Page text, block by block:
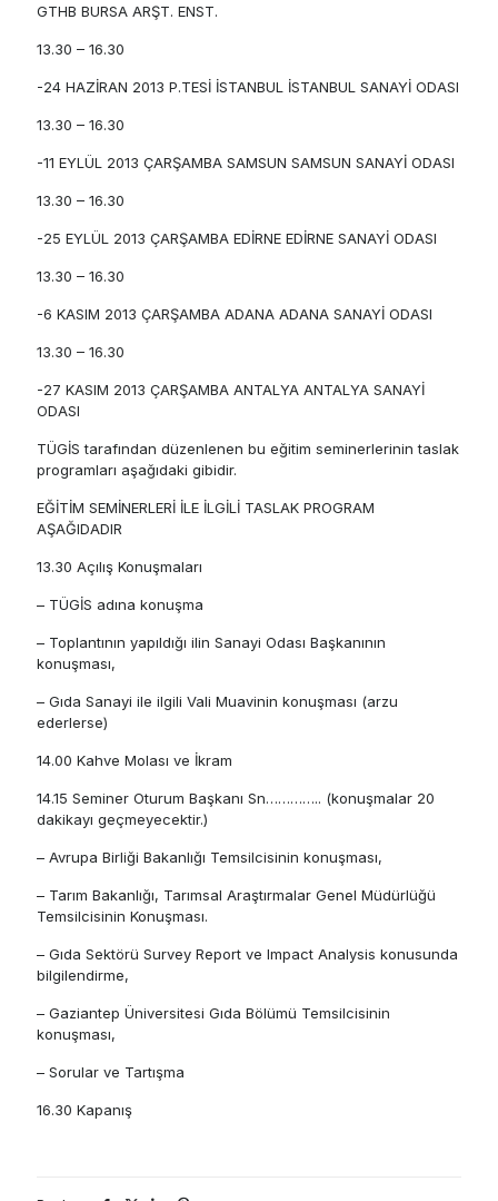
GTHB BURSA ARŞT. ENST.
13.30 – 16.30
-24 HAZİRAN 2013 P.TESİ İSTANBUL İSTANBUL SANAYİ ODASI
13.30 – 16.30
-11 EYLÜL 2013 ÇARŞAMBA SAMSUN SAMSUN SANAYİ ODASI
13.30 – 16.30
-25 EYLÜL 2013 ÇARŞAMBA EDİRNE EDİRNE SANAYİ ODASI
13.30 – 16.30
-6 KASIM 2013 ÇARŞAMBA ADANA ADANA SANAYİ ODASI
13.30 – 16.30
-27 KASIM 2013 ÇARŞAMBA ANTALYA ANTALYA SANAYİ
ODASI
TÜGİS tarafından düzenlenen bu eğitim seminerlerinin taslak
programları aşağıdaki gibidir.
EĞİTİM SEMİNERLERİ İLE İLGİLİ TASLAK PROGRAM
AŞAĞIDADIR
13.30 Açılış Konuşmaları
– TÜGİS adına konuşma
– Toplantının yapıldığı ilin Sanayi Odası Başkanının
konuşması,
– Gıda Sanayi ile ilgili Vali Muavinin konuşması (arzu
ederlerse)
14.00 Kahve Molası ve İkram
14.15 Seminer Oturum Başkanı Sn………….. (konuşmalar 20
dakikayı geçmeyecektir.)
– Avrupa Birliği Bakanlığı Temsilcisinin konuşması,
– Tarım Bakanlığı, Tarımsal Araştırmalar Genel Müdürlüğü
Temsilcisinin Konuşması.
– Gıda Sektörü Survey Report ve Impact Analysis konusunda
bilgilendirme,
– Gaziantep Üniversitesi Gıda Bölümü Temsilcisinin
konuşması,
– Sorular ve Tartışma
16.30 Kapanış